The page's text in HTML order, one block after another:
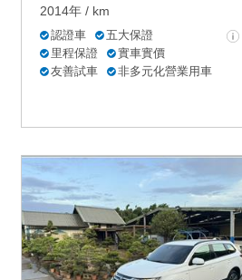
2014年 / km
認證車
五大保證
里程保證
實車實價
友善試車
非多元化營業用車